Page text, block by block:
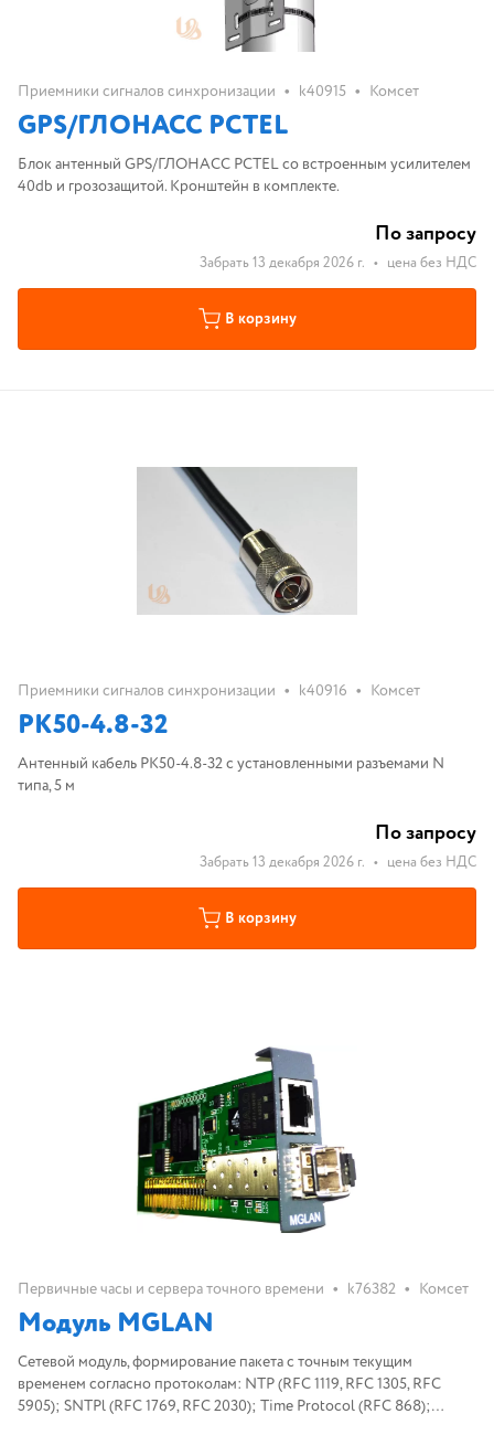
Приемники сигналов синхронизации • k40915 • Комсет
GPS/ГЛОНАСС PCTEL
Блок антенный GPS/ГЛОНАСС PCTEL со встроенным усилителем
40db и грозозащитой. Кронштейн в комплекте.
По запросу
Забрать 13 декабря 2026 г. • цена без НДС
В корзину
Приемники сигналов синхронизации • k40916 • Комсет
РК50-4.8-32
Антенный кабель РК50-4.8-32 c установленными разъемами N
типа, 5 м
По запросу
Забрать 13 декабря 2026 г. • цена без НДС
В корзину
Первичные часы и сервера точного времени • k76382 • Комсет
Модуль MGLAN
Сетевой модуль, формирование пакета с точным текущим
временем согласно протоколам: NTP (RFC 1119, RFC 1305, RFC
5905); SNTPl (RFC 1769, RFC 2030); Time Protocol (RFC 868);